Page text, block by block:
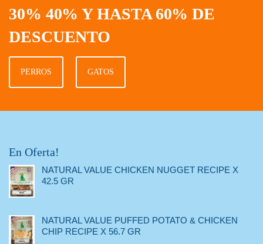
30% 40% Y HASTA 60% DE
DESCUENTO
PERROS GATOS
En Oferta!
NATURAL VALUE CHICKEN NUGGET RECIPE X
42.5 GR
NATURAL VALUE PUFFED POTATO & CHICKEN
CHIP RECIPE X 56.7 GR